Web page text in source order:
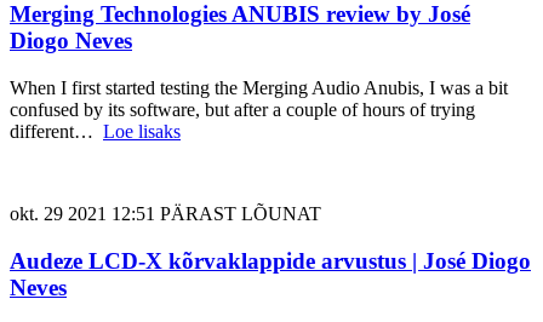
Merging Technologies ANUBIS review by José
Diogo Neves
When I first started testing the Merging Audio Anubis, I was a bit
confused by its software, but after a couple of hours of trying
different… Loe lisaks
okt. 29 2021 12:51 PÄRAST LÕUNAT
Audeze LCD-X kõrvaklappide arvustus | José Diogo
Neves